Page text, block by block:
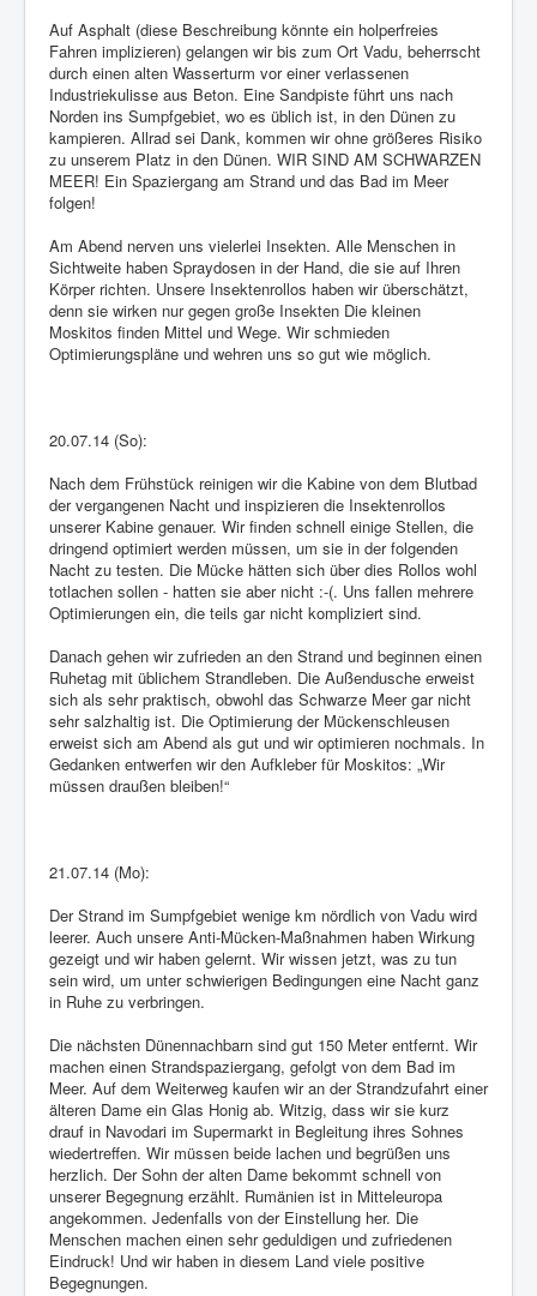
Auf Asphalt (diese Beschreibung könnte ein holperfreies
Fahren implizieren) gelangen wir bis zum Ort Vadu, beherrscht
durch einen alten Wasserturm vor einer verlassenen
Industriekulisse aus Beton. Eine Sandpiste führt uns nach
Norden ins Sumpfgebiet, wo es üblich ist, in den Dünen zu
kampieren. Allrad sei Dank, kommen wir ohne größeres Risiko
zu unserem Platz in den Dünen. WIR SIND AM SCHWARZEN
MEER! Ein Spaziergang am Strand und das Bad im Meer
folgen!
Am Abend nerven uns vielerlei Insekten. Alle Menschen in
Sichtweite haben Spraydosen in der Hand, die sie auf Ihren
Körper richten. Unsere Insektenrollos haben wir überschätzt,
denn sie wirken nur gegen große Insekten Die kleinen
Moskitos finden Mittel und Wege. Wir schmieden
Optimierungspläne und wehren uns so gut wie möglich.
20.07.14 (So):
Nach dem Frühstück reinigen wir die Kabine von dem Blutbad
der vergangenen Nacht und inspizieren die Insektenrollos
unserer Kabine genauer. Wir finden schnell einige Stellen, die
dringend optimiert werden müssen, um sie in der folgenden
Nacht zu testen. Die Mücke hätten sich über dies Rollos wohl
totlachen sollen - hatten sie aber nicht :-(. Uns fallen mehrere
Optimierungen ein, die teils gar nicht kompliziert sind.
Danach gehen wir zufrieden an den Strand und beginnen einen
Ruhetag mit üblichem Strandleben. Die Außendusche erweist
sich als sehr praktisch, obwohl das Schwarze Meer gar nicht
sehr salzhaltig ist. Die Optimierung der Mückenschleusen
erweist sich am Abend als gut und wir optimieren nochmals. In
Gedanken entwerfen wir den Aufkleber für Moskitos: „Wir
müssen draußen bleiben!“
21.07.14 (Mo):
Der Strand im Sumpfgebiet wenige km nördlich von Vadu wird
leerer. Auch unsere Anti-Mücken-Maßnahmen haben Wirkung
gezeigt und wir haben gelernt. Wir wissen jetzt, was zu tun
sein wird, um unter schwierigen Bedingungen eine Nacht ganz
in Ruhe zu verbringen.
Die nächsten Dünennachbarn sind gut 150 Meter entfernt. Wir
machen einen Strandspaziergang, gefolgt von dem Bad im
Meer. Auf dem Weiterweg kaufen wir an der Strandzufahrt einer
älteren Dame ein Glas Honig ab. Witzig, dass wir sie kurz
drauf in Navodari im Supermarkt in Begleitung ihres Sohnes
wiedertreffen. Wir müssen beide lachen und begrüßen uns
herzlich. Der Sohn der alten Dame bekommt schnell von
unserer Begegnung erzählt. Rumänien ist in Mitteleuropa
angekommen. Jedenfalls von der Einstellung her. Die
Menschen machen einen sehr geduldigen und zufriedenen
Eindruck! Und wir haben in diesem Land viele positive
Begegnungen.